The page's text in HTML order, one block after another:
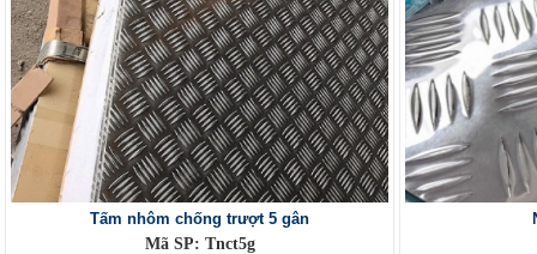
Tấm nhôm chống trượt 5 gân
Mã SP: Tnct5g